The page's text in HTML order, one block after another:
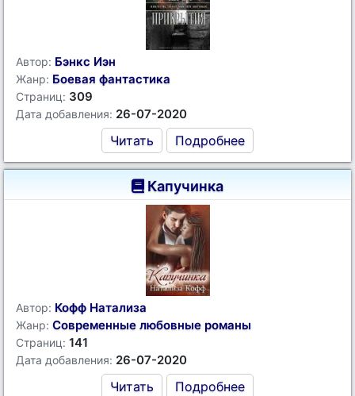
Автор: Бэнкс Иэн
Жанр: Боевая фантастика
Страниц: 309
Дата добавления: 26-07-2020
Читать Подробнее
Капучинка
Автор: Кофф Натализа
Жанр: Современные любовные романы
Страниц: 141
Дата добавления: 26-07-2020
Читать Подробнее